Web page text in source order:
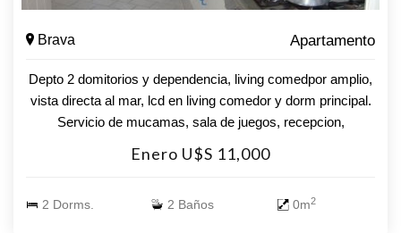
Brava Apartamento
Depto 2 domitorios y dependencia, living comedpor amplio,
vista directa al mar, lcd en living comedor y dorm principal.
Servicio de mucamas, sala de juegos, recepcion,
Enero U$S 11,000
2 Dorms. 2 Baños 0m2